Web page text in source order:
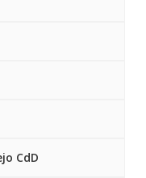
CdD